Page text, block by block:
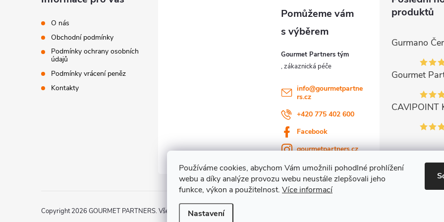
Používáme cookies, abychom Vám umožnili pohodlné prohlížení
webu a díky analýze provozu webu neustále zlepšovali jeho
funkce, výkon a použitelnost. Více informací
Nastavení
O nás
Obchodní podmínky
Podmínky ochrany osobních
údajů
Podmínky vrácení peněz
Kontakty
Gourmet Partners tým
info@gourmetpartne
rs.cz
+420 775 402 600
Facebook
gourmetpartners.cz
produktů
Copyright 2026 GOURMET PARTNERS. Všechna práva vyhrazena.